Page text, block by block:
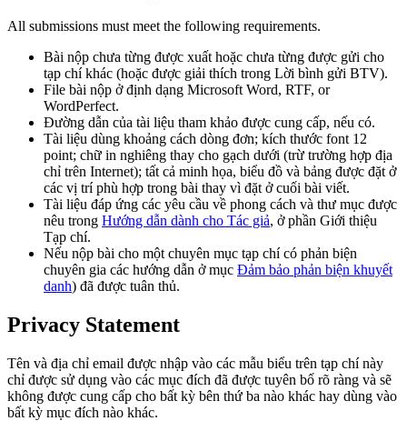
All submissions must meet the following requirements.
Bài nộp chưa từng được xuất hoặc chưa từng được gửi cho
tạp chí khác (hoặc được giải thích trong Lời bình gửi BTV).
File bài nộp ở định dạng Microsoft Word, RTF, or
WordPerfect.
Đường dẫn của tài liệu tham khảo được cung cấp, nếu có.
Tài liệu dùng khoảng cách dòng đơn; kích thước font 12
point; chữ in nghiêng thay cho gạch dưới (trừ trường hợp địa
chỉ trên Internet); tất cả minh họa, biểu đồ và bảng được đặt ở
các vị trí phù hợp trong bài thay vì đặt ở cuối bài viết.
Tài liệu đáp ứng các yêu cầu về phong cách và thư mục được
nêu trong Hướng dẫn dành cho Tác giả, ở phần Giới thiệu
Tạp chí.
Nếu nộp bài cho một chuyên mục tạp chí có phản biện
chuyên gia các hướng dẫn ở mục Đảm bảo phản biện khuyết
danh) đã được tuân thủ.
Privacy Statement
Tên và địa chỉ email được nhập vào các mẫu biểu trên tạp chí này
chỉ được sử dụng vào các mục đích đã được tuyên bố rõ ràng và sẽ
không được cung cấp cho bất kỳ bên thứ ba nào khác hay dùng vào
bất kỳ mục đích nào khác.